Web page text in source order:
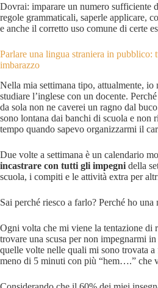
Dovrai: imparare un numero sufficiente
regole grammaticali, saperle applicare,
e anche il corretto uso comune di certe
Parlare una lingua straniera in pubblico:
imbarazzo
Nella mia settimana tipo, attualmente,
studiare l’inglese con un docente.
da sola non ne caverei un ragno dal
sono lontana dai banchi di scuola e non
tempo quando sapevo organizzarmi il
Due volte a settimana è un calendario
incastrare con tutti gli impegni della
scuola, i compiti e le attività extra per
Sai perché riesco a farlo? Perché ho
Ogni volta che mi viene la tentazione di
trovare una scusa per non impegnarmi
quelle volte nelle quali mi sono trovata
meno di 5 minuti con più “hem….” che